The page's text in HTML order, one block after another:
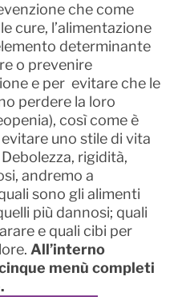
che come
cure, l’alimentazione
determinante
o prevenire
e per evitare che le
perdere la loro
così come è
uno stile di vita
rigidità,
andremo a
sono gli alimenti
più dannosi; quali
e quali cibi per
All’interno
menù completi